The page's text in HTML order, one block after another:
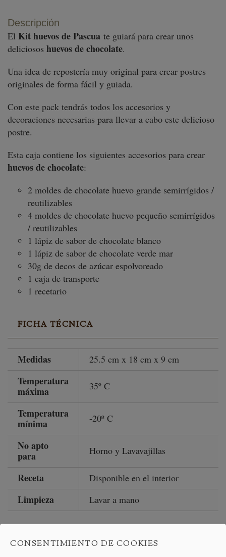
Descripción
El Kit huevos de Pascua te guiará para crear unos
deliciosos huevos de chocolate.
Una idea de repostería muy original para crear postres
originales de forma fácil y guiada.
Con este pack tendrás todos los accesorios y
decoraciones necesarias para llevar a cabo este delicioso
postre.
Esta caja contiene los siguientes accesorios para crear
huevos de chocolate:
2 moldes de chocolate huevo grande semirrígidos /
reutilizables
4 moldes de chocolate huevo pequeño semirrígidos
/ reutilizables
1 lápiz de sabor de chocolate blanco
1 lápiz de sabor de chocolate verde mar
30g de decos de azúcar espolvoreado
1 caja de transporte
1 recetario
FICHA TÉCNICA
Medidas 25.5 cm x 18 cm x 9 cm
Temperatura
máxima
35º C
Temperatura
mínima
-20º C
No apto
para
Horno y Lavavajillas
Receta Disponible en el interior
Limpieza Lavar a mano
CONSENTIMIENTO DE COOKIES